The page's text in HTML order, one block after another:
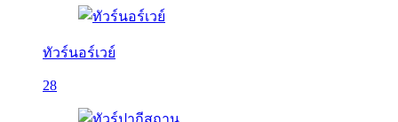
ทัวร์นอร์เวย์
28